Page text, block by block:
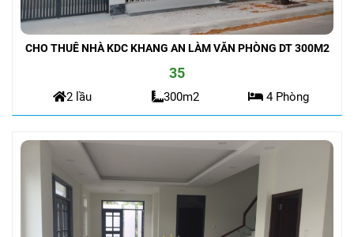
CHO THUÊ NHÀ KDC KHANG AN LÀM VĂN PHÒNG DT 300M2
35
2 lầu 300m2 4 Phòng